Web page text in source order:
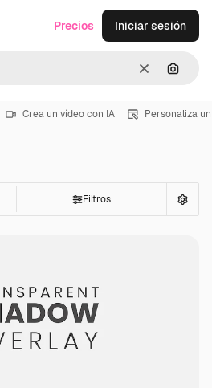
Borrar
Precios Iniciar sesión
Crea un vídeo con IA Personaliza
Filtros